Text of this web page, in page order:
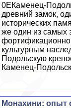
0EКаменец-
древний замок,
исторических
же один из самых
культурным
Подольскую
Каменец-
Монахини: опыт